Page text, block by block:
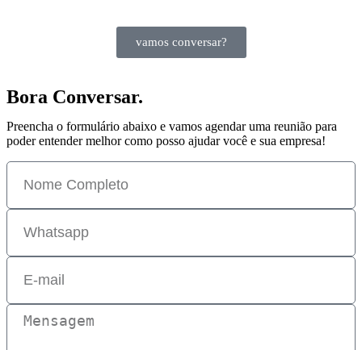
vamos conversar?
Bora Conversar.
Preencha o formulário abaixo e vamos agendar uma reunião para
poder entender melhor como posso ajudar você e sua empresa!